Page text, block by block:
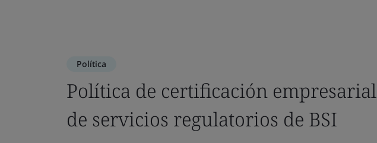
Política
Política de certificación empresarial
de servicios regulatorios de BSI